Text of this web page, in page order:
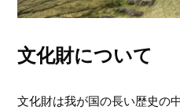
文化財について
文化財は我が国の長い歴史の